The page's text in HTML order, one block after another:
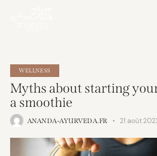
WELLNESS
Myths about starting
a smoothie
ANANDA-AYURVEDA.FR 21 août